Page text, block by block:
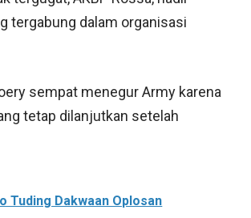
tergabung dalam organisasi
sempat menegur Army karena
tetap dilanjutkan setelah
Tuding Dakwaan Oplosan